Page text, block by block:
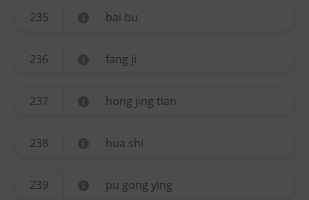
235 bai bu
236 fang ji
237 hong jing tian
238 hua shi
239 pu gong ying